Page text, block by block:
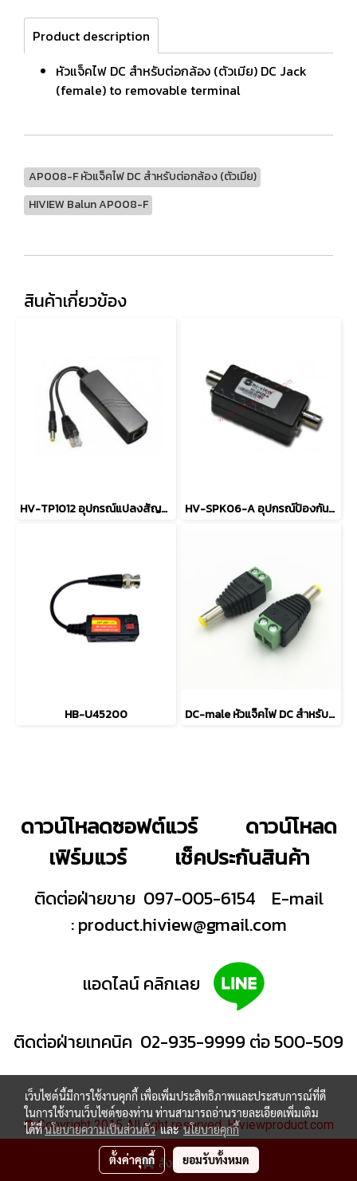
สั่งซื้อสินค้า
Product description
หัวแจ็คไฟ DC สำหรับต่อกล้อง (ตัวเมีย) DC Jack
(female) to removable terminal
AP008-F หัวแจ็คไฟ DC สำหรับต่อกล้อง (ตัวเมีย)
HIVIEW Balun AP008-F
สินค้าเกี่ยวข้อง
HV-TP1012 อุปกรณ์แปลงสัญญาณ PoE HV-SPK06-A อุปกรณ์ป้องกันไฟกระชากแรงดันสูง
HB-U45200 DC-male หัวแจ็คไฟ DC สำหรับต่อกล้อง (9 ตัว DC plug)
ดาวน์โหลดซอฟต์แวร์
ดาวน์โหลด
เฟิร์มแวร์
เช็คประกันสินค้า
ติดต่อฝ่ายขาย 097-005-6154
E-mail
:product.hiview@gmail.com
แอดไลน์ คลิกเลย
ติดต่อฝ่ายเทคนิค 02-935-9999 ต่อ 500-509
© Copyright 2015 All right reserved. Hiviewproduct.com
ผู้เข้าชมวันนี้
1,734
เว็บไซต์นี้มีการใช้งานคุกกี้ เพื่อเพิ่มประสิทธิภาพและประสบการณ์ที่ดี
ในการใช้งานเว็บไซต์ของท่าน ท่านสามารถอ่านรายละเอียดเพิ่มเติม
ได้ที่นโยบายความเป็นส่วนตัวและนโยบายคุกกี้
ตั้งค่าคุกกี้ ยอมรับทั้งหมด